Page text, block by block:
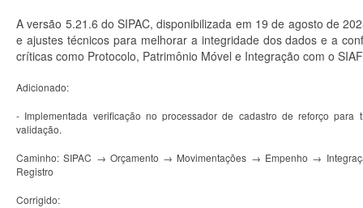
A versão 5.21.6 do SIPAC, disponibilizada em 19 de agosto de
e ajustes técnicos para melhorar a integridade dos dados e a
críticas como Protocolo, Patrimônio Móvel e Integração com o
Adicionado:
- Implementada verificação no processador de cadastro de reforço
validação.
Caminho: SIPAC → Orçamento → Movimentações → Empenho →
Registro
Corrigido: